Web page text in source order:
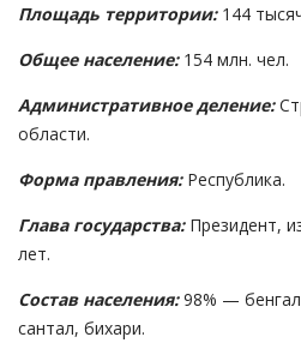
Площадь территории:144
Общее население: 154 млн. чел.
Административное деление:
области.
Форма правления:Республика.
Глава государства: Президент,
лет.
Состав населения:98% —
сантал, бихари.